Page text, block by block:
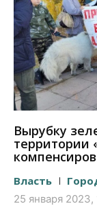
Вырубку
Власть
25 января 2023,